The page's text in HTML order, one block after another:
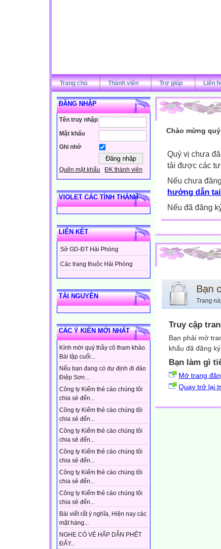
Trang chủ Thành viên Trợ giúp Liên
ĐĂNG NHẬP
Tên truy nhập
Mật khẩu
Ghi nhớ
Quên mật khẩu ĐK thành viên
VIOLET CÁC TỈNH THÀNH
LIÊN KẾT
Sở GD-ĐT Hải Phòng
Các trang thuộc Hải Phòng
TÀI NGUYÊN
CÁC Ý KIẾN MỚI NHẤT
Kính mời quý thầy cô tham khảo.
Bài tập cuối...
Nếu bạn đang có dự định đi đảo
Điệp Sơn...
Công ty Kiếm thẻ cào chúng tôi
chia sẻ đến...
Công ty Kiếm thẻ cào chúng tôi
chia sẻ đến...
Công ty Kiếm thẻ cào chúng tôi
chia sẻ đến...
Công ty Kiếm thẻ cào chúng tôi
chia sẻ đến...
Công ty Kiếm thẻ cào chúng tôi
chia sẻ đến...
Công ty Kiếm thẻ cào chúng tôi
chia sẻ đến...
Bài viết rất ý nghĩa, Hiện nay các
mặt hàng...
NGHE CÓ VẺ HẤP DẪN PHẾT
ĐẤY...
Chào mừng
Quý vị chưa
tải được các
Nếu chưa
hướng dẫn
Nếu đã đăng
Bạn
Trang
Truy cập
Bạn phải mở
khẩu đã đăng
Bạn làm gì
Mở trang
Quay trở lại